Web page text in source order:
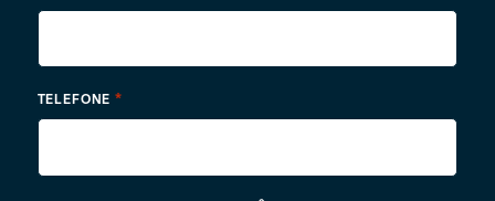
TELEFONE *